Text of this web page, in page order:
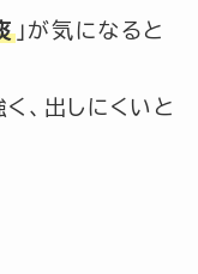
」が気になると
、出しにくいと